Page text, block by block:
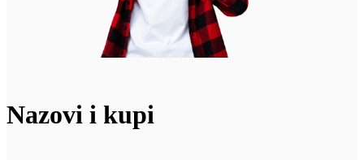
Nazovi i kupi